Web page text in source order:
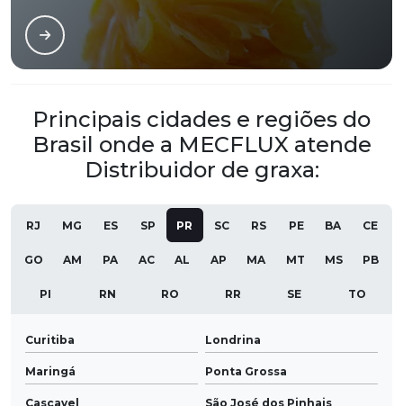
Principais cidades e regiões do
Brasil onde a MECFLUX atende
Distribuidor de graxa:
RJ MG ES SP PR SC RS PE BA CE
GO AM PA AC AL AP MA MT MS PB
PI RN RO RR SE TO
Curitiba Londrina
Maringá Ponta Grossa
Cascavel São José dos Pinhais